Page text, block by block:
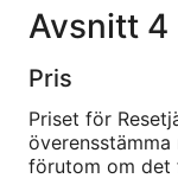
Avsnitt 4
Pris
Priset för
förutom om det